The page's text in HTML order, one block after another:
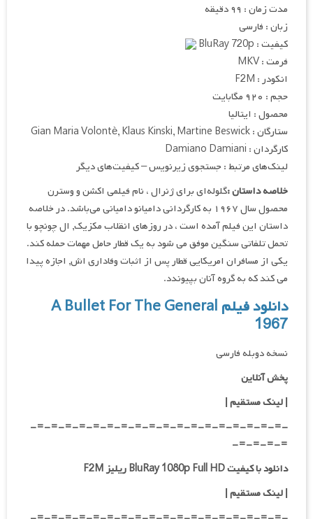
مدت زمان : ۹۹ دقیقه
زبان : فارسی
کیفیت : BluRay 720p
فرمت : MKV
انکودر : F2M
حجم : ۹۲۰ مگابایت
محصول : ایتالیا
ستارگان : Gian Maria Volontè, Klaus Kinski, Martine Beswick
کارگردان : Damiano Damiani
لینک‌های مرتبط : جستجوی زیرنویس – کیفیت‌های دیگر
خلاصه داستان :گلوله‌ای برای ژنرال ، نام فیلمی اکشن و وسترن
محصول سال ۱۹۶۷ به کارگردانی دامیانو دامیانی می‌باشد. در خلاصه
داستان این فیلم آمده است ، در روزهای انقلاب مکزیک, ال چونچو با
تحمل تلفاتی سنگین موفق می شود به یک قطار حامل مهمات حمله کند.
یکی از مسافران امریکایی قطار پس از اثبات وفاداری اش, اجازه پیدا
می کند که به گروه آنان بپیوندد.
دانلود فیلم A Bullet For The General
1967
نسخه دوبله فارسی
پخش آنلاین
| لینک مستقیم|
-=-=-=-=-=-=-=-=-=-=-=-=-=-=-=-=-=-=-
=-=-=-=-
دانلود با کیفیت BluRay 1080p Full HD ریلیز F2M
|لینک مستقیم|